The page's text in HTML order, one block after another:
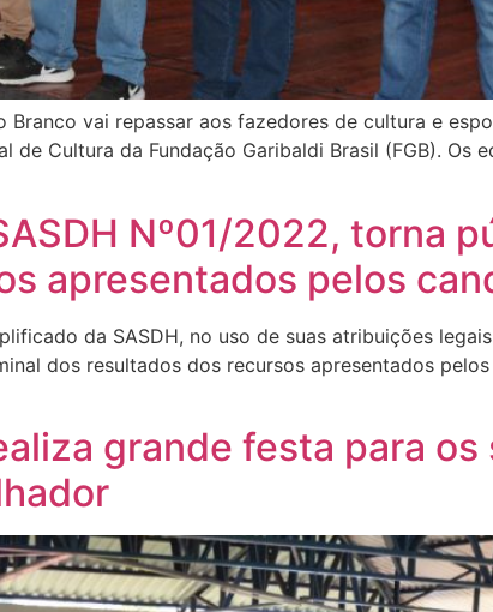
Branco vai repassar aos fazedores de cultura e
Cultura da Fundação Garibaldi Brasil (FGB). Os
Nº01/2022, torna
apresentados pelos
da SASDH, no uso de suas atribuições
dos resultados dos recursos apresentados
grande festa para